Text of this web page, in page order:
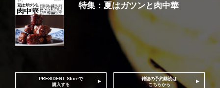
特集：夏はガツンと肉中華
PRESIDENT Storeで
購入する
雑誌の予約購読は
こちらから